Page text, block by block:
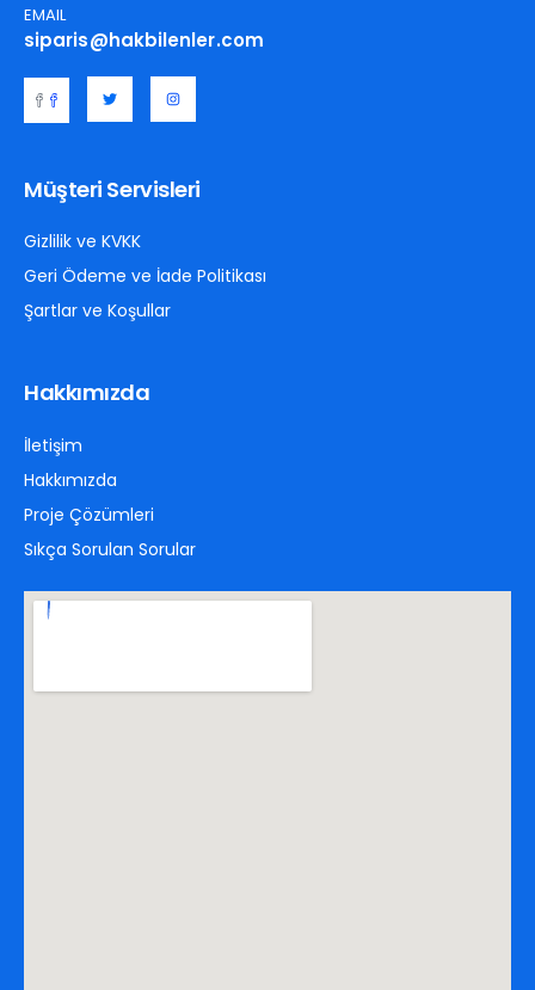
EMAIL
siparis@hakbilenler.com
Müşteri Servisleri
Gizlilik ve KVKK
Geri Ödeme ve İade Politikası
Şartlar ve Koşullar
Hakkımızda
İletişim
Hakkımızda
Proje Çözümleri
Sıkça Sorulan Sorular